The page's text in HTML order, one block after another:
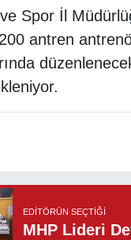
Spor İl
antren
EDITÖRÜN SEÇTIĞI
MHP Lideri